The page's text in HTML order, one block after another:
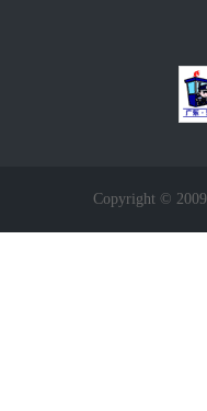
Copyright ©